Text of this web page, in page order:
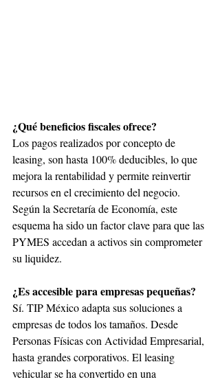
¿Qué beneficios fiscales ofrece?
Los pagos realizados por concepto de
leasing, son hasta 100% deducibles, lo que
mejora la rentabilidad y permite reinvertir
recursos en el crecimiento del negocio.
Según la Secretaría de Economía, este
esquema ha sido un factor clave para que las
PYMES accedan a activos sin comprometer
su liquidez.
¿Es accesible para empresas pequeñas?
Sí. TIP México adapta sus soluciones a
empresas de todos los tamaños. Desde
Personas Físicas con Actividad Empresarial,
hasta grandes corporativos. El leasing
vehicular se ha convertido en una